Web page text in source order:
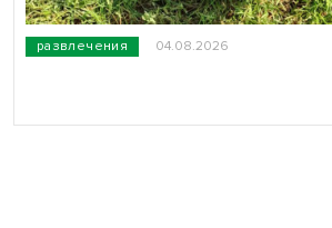
развлечения 04.08.2026